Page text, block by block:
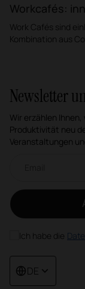
Workcafés:
Work Cafés sind
Kombination aus
Newsletter
Wir erzählen
Produktivität neu
Veranstaltungen
Ich habe die
DE